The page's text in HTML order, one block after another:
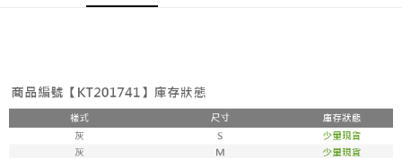
1. 分期款项不并入电信账单，“大哥付你分期”于每月结算日后寄送缴费提醒
短信。
2. 通过短信链接打开账单后，可选择 “超商条码／台湾大直营门市／银行转
账／街口支付／iPASS MONEY”等通路缴费。
5. 收到商品當下無需繳費，確認無誤後，請再利用繳費通知簡訊或AFTEE
請留意繳費期限為 14 天。唯有下載 AFTEE App 成為 AFTEE 會員者方能享
有最長 45 天內付款之服務。
每笔NT$60，满NT$1,800(含以上)免运费
付款後全家取貨
每笔NT$60，满NT$1,600(含以上)免运费